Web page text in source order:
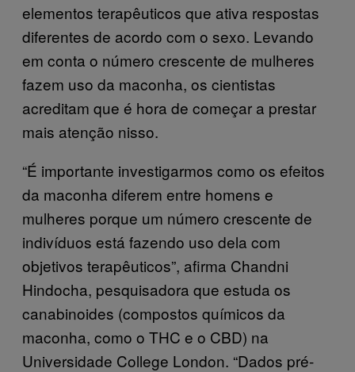
elementos terapêuticos que ativa respostas
diferentes de acordo com o sexo. Levando
em conta o número crescente de mulheres
fazem uso da maconha, os cientistas
acreditam que é hora de começar a prestar
mais atenção nisso.
“É importante investigarmos como os efeitos
da maconha diferem entre homens e
mulheres porque um número crescente de
indivíduos está fazendo uso dela com
objetivos terapêuticos”, afirma Chandni
Hindocha, pesquisadora que estuda os
canabinoides (compostos químicos da
maconha, como o THC e o CBD) na
Universidade College London. “Dados pré-